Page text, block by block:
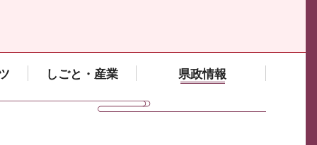
しごと・産業 県政情報